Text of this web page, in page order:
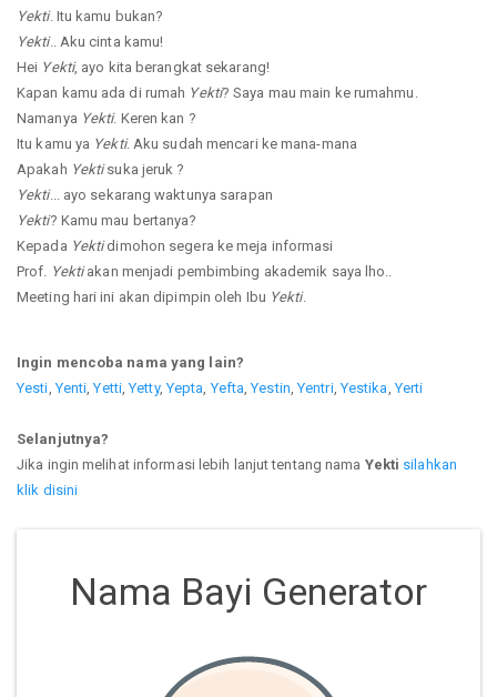
Yekti. Itu kamu bukan?
Yekti.. Aku cinta kamu!
Hei Yekti, ayo kita berangkat sekarang!
Kapan kamu ada di rumah Yekti? Saya mau main ke rumahmu.
Namanya Yekti. Keren kan ?
Itu kamu ya Yekti. Aku sudah mencari ke mana-mana
Apakah Yektisuka jeruk ?
Yekti... ayo sekarang waktunya sarapan
Yekti? Kamu mau bertanya?
Kepada Yektidimohon segera ke meja informasi
Prof. Yektiakan menjadi pembimbing akademik saya lho..
Meeting hari ini akan dipimpin oleh Ibu Yekti.
Ingin mencoba nama yang lain?
Yesti ,Yenti ,Yetti,Yetty,Yepta ,Yefta ,Yestin ,Yentri,Yestika ,Yerti
Selanjutnya?
Jika ingin melihat informasi lebih lanjut tentang nama Yekti silahkan
klik disini
Nama Bayi Generator